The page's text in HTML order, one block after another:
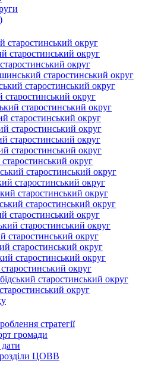
старостинський округ
старостинський округ
округ
старостинський округ
старостинський округ
старостинський округ
старостинський округ
старостинський округ
старостинський округ
старостинський округ
старостинський округ
округ
старостинський округ
старостинський округ
старостинський округ
старостинський округ
старостинський округ
старостинський округ
старостинський округ
старостинський округ
старостинський округ
округ
старостинський округ
округ
стратегії
громади
ЦОВВ